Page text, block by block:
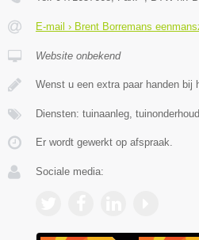
E-mail › Brent Borremans
Website onbekend
Wenst u een extra paar handen bij
Diensten: tuinaanleg,
Er wordt gewerkt op afspraak.
Sociale media: